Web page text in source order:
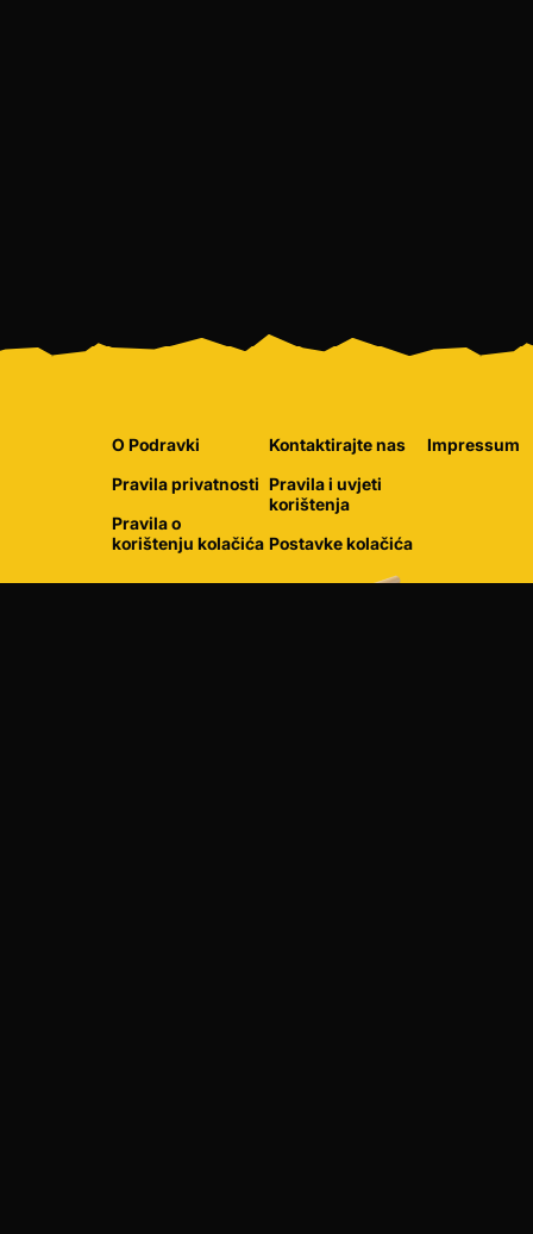
O Podravki
Pravila privatnosti
Pravila o
korištenju kolačića
Kontaktirajte nas
Pravila i uvjeti
korištenja
Postavke kolačića
Impressum